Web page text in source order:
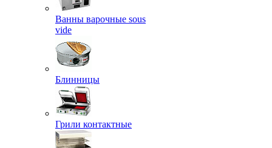
Ванны варочные sous
vide
Блинницы
Грили контактные